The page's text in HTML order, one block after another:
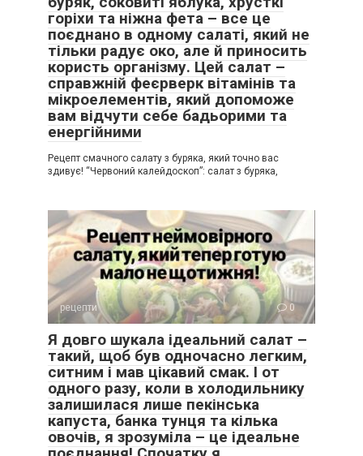
горіхи та ніжна фета – все це
поєднано в одному салаті, який не
тільки радує око, але й приносить
користь організму. Цей салат –
справжній феєрверк вітамінів та
мікроелементів, який допоможе
вам відчути себе бадьорими та
енергійними
Рецепт смачного салату з буряка, який точно вас
здивує! “Червоний калейдоскоп”: салат з буряка,
рецепти 0
Я довго шукала ідеальний салат –
такий, щоб був одночасно легким,
ситним і мав цікавий смак. І от
одного разу, коли в холодильнику
залишилася лише пекінська
капуста, банка тунця та кілька
овочів, я зрозуміла – це ідеальне